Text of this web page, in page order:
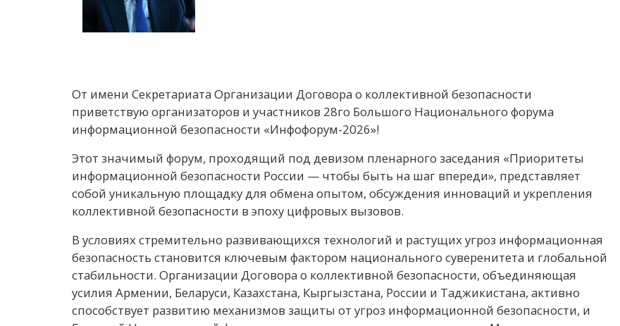
От имени Секретариата Организации Договора о коллективной безопасности
приветствую организаторов и участников 28го Большого Национального форума
информационной безопасности «Инфофорум-2026»!
Этот значимый форум, проходящий под девизом пленарного заседания «Приоритеты
информационной безопасности России — чтобы быть на шаг впереди», представляет
собой уникальную площадку для обмена опытом, обсуждения инноваций и укрепления
коллективной безопасности в эпоху цифровых вызовов.
В условиях стремительно развивающихся технологий и растущих угроз информационная
безопасность становится ключевым фактором национального суверенитета и глобальной
стабильности. Организации Договора о коллективной безопасности, объединяющая
усилия Армении, Беларуси, Казахстана, Кыргызстана, России и Таджикистана, активно
способствует развитию механизмов защиты от угроз информационной безопасности, и